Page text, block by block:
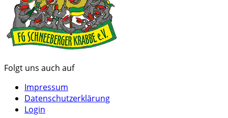
Folgt uns auch auf
Impressum
Datenschutzerklärung
Login